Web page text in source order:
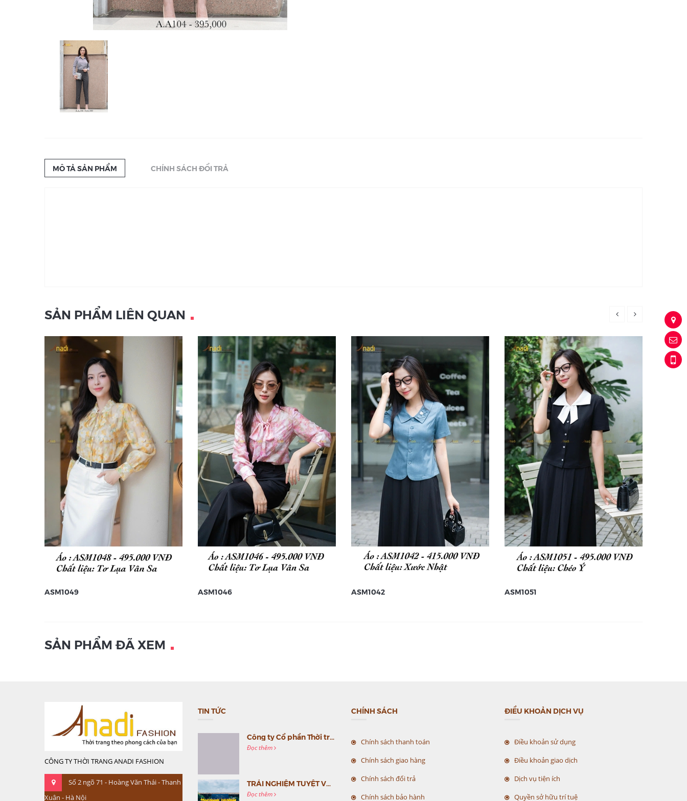
MÔ TẢ SẢN PHẨM CHÍNH SÁCH ĐỔI TRẢ
SẢN PHẨM LIÊN QUAN
ASM1049 ASM1046 ASM1042 ASM1051
SẢN PHẨM ĐÃ XEM
CÔNG TY THỜI TRANG ANADI FASHION
Số 2 ngõ 71 - Hoàng Văn Thái - Thanh
Xuân - Hà Nội
TIN TỨC
Công ty Cổ phần Thời trang MC Việt Nam (MC Fashion) tổ chức Gala mừng sinh nhật lần thứ 9
Đọc thêm
TRẢI NGHIỆM TUYỆT VỜI CÙNG MC VIỆT NAM
Đọc thêm
CHÍNH SÁCH
Chính sách thanh toán
Chính sách giao hàng
Chính sách đổi trả
Chính sách bảo hành
ĐIỀU KHOẢN DỊCH VỤ
Điều khoản sử dụng
Điều khoản giao dịch
Dịch vụ tiện ích
Quyền sở hữu trí tuệ